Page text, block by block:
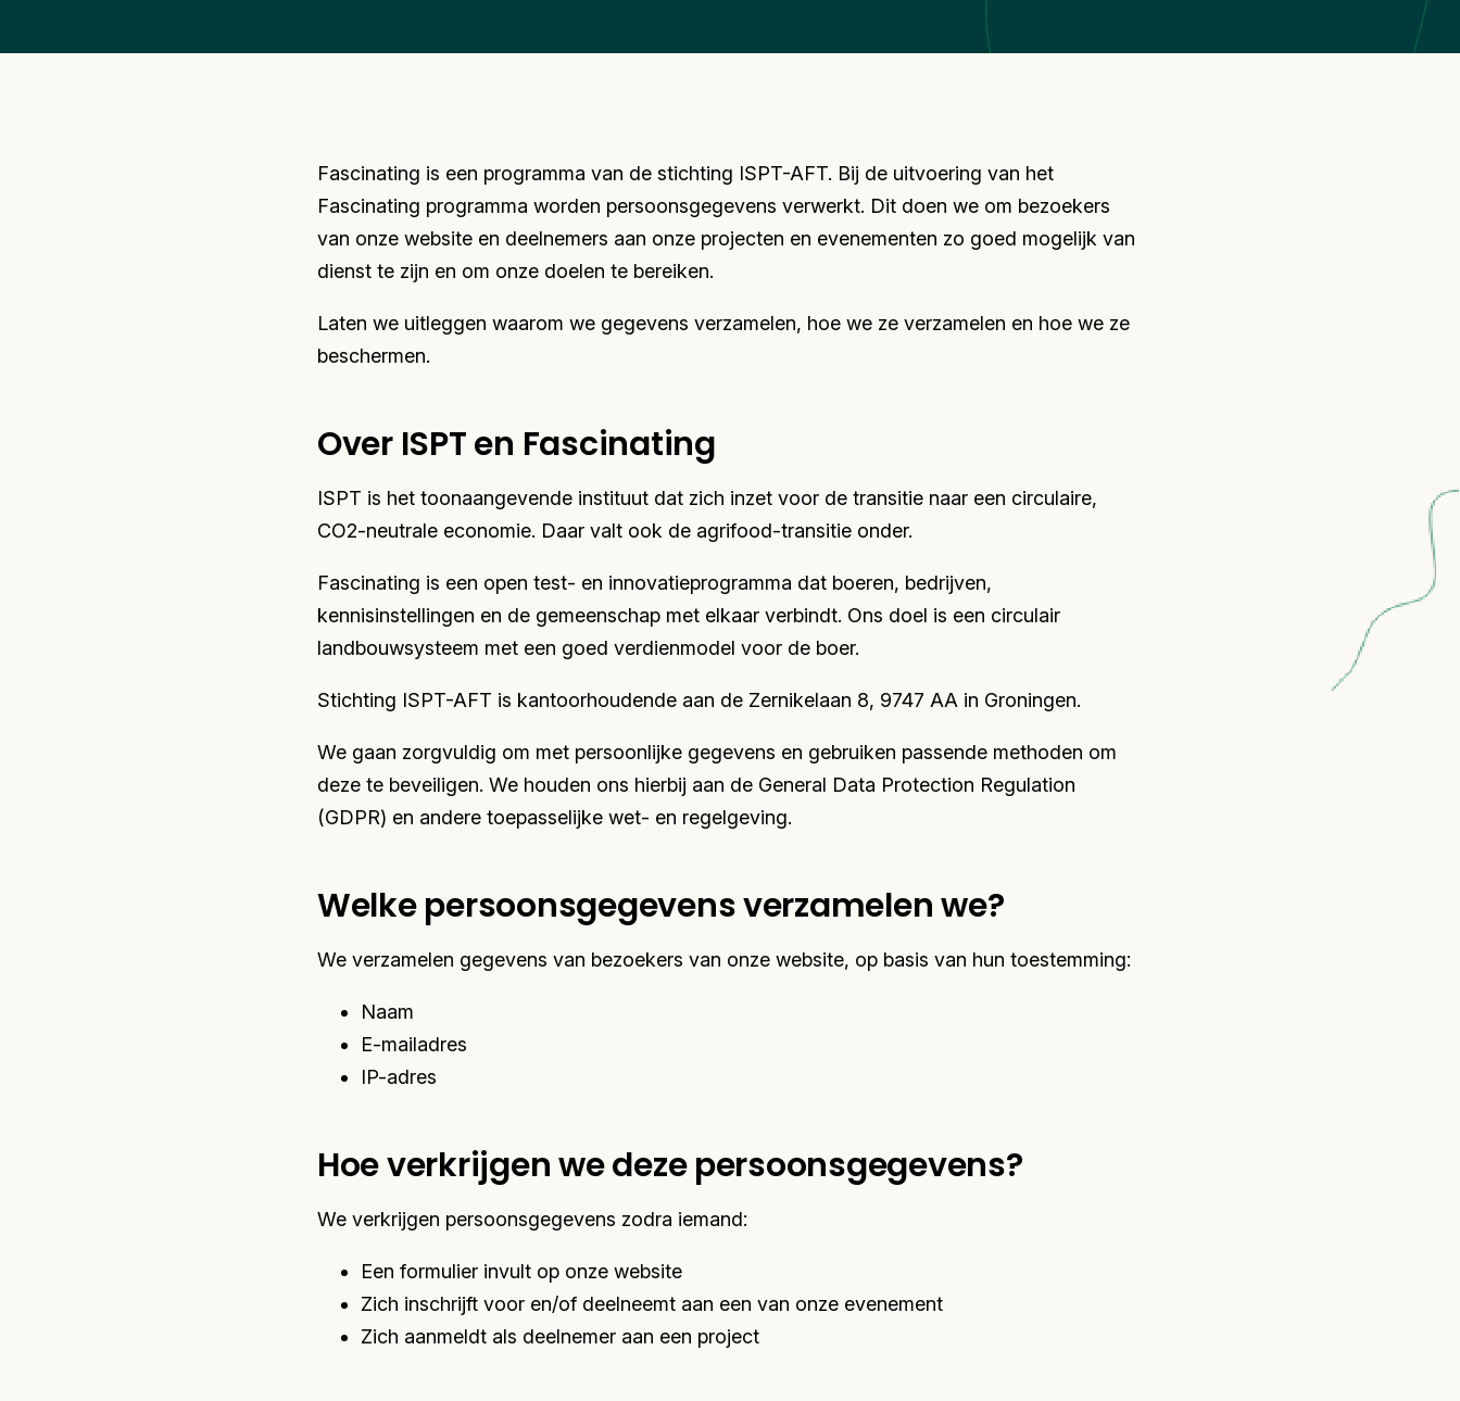
Fascinating is een programma van de stichting ISPT-AFT. Bij de uitvoering van het
Fascinating programma worden persoonsgegevens verwerkt. Dit doen we om bezoekers
van onze website en deelnemers aan onze projecten en evenementen zo goed mogelijk van
dienst te zijn en om onze doelen te bereiken.
Laten we uitleggen waarom we gegevens verzamelen, hoe we ze verzamelen en hoe we ze
beschermen.
Over ISPT en Fascinating
ISPT is het toonaangevende instituut dat zich inzet voor de transitie naar een circulaire,
CO2-neutrale economie. Daar valt ook de agrifood-transitie onder.
Fascinating is een open test- en innovatieprogramma dat boeren, bedrijven,
kennisinstellingen en de gemeenschap met elkaar verbindt. Ons doel is een circulair
landbouwsysteem met een goed verdienmodel voor de boer.
Stichting ISPT-AFT is kantoorhoudende aan de Zernikelaan 8, 9747 AA in Groningen.
We gaan zorgvuldig om met persoonlijke gegevens en gebruiken passende methoden om
deze te beveiligen. We houden ons hierbij aan de General Data Protection Regulation
(GDPR) en andere toepasselijke wet- en regelgeving.
Welke persoonsgegevens verzamelen we?
We verzamelen gegevens van bezoekers van onze website, op basis van hun toestemming:
Naam
E-mailadres
IP-adres
Hoe verkrijgen we deze persoonsgegevens?
We verkrijgen persoonsgegevens zodra iemand:
Een formulier invult op onze website
Zich inschrijft voor en/of deelneemt aan een van onze evenement
Zich aanmeldt als deelnemer aan een project